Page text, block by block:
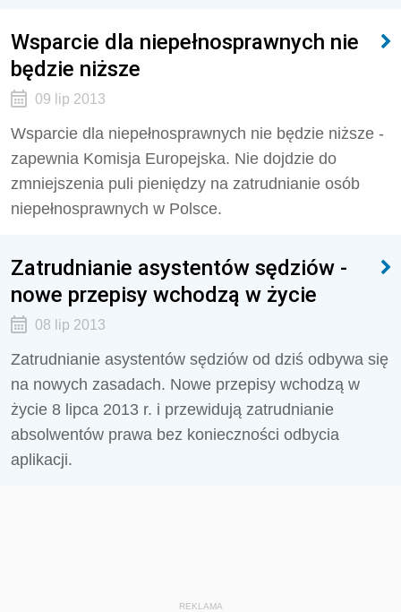
Wsparcie dla niepełnosprawnych nie
będzie niższe
09 lip 2013
Wsparcie dla niepełnosprawnych nie będzie niższe -
zapewnia Komisja Europejska. Nie dojdzie do
zmniejszenia puli pieniędzy na zatrudnianie osób
niepełnosprawnych w Polsce.
Zatrudnianie asystentów sędziów -
nowe przepisy wchodzą w życie
08 lip 2013
Zatrudnianie asystentów sędziów od dziś odbywa się
na nowych zasadach. Nowe przepisy wchodzą w
życie 8 lipca 2013 r. i przewidują zatrudnianie
absolwentów prawa bez konieczności odbycia
aplikacji.
REKLAMA